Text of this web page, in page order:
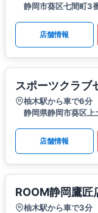
静岡市葵区七間町3
店舗情報
スポーツクラブ
柚木駅から車で6分
静岡県静岡市葵区
店舗情報
ROOM静岡鷹匠
柚木駅から車で3分